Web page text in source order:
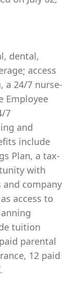
dental,
access
a 24/7 nurse-
Employee
7
and
include
Plan, a tax-
with
company
access to
tuition
parental
12 paid